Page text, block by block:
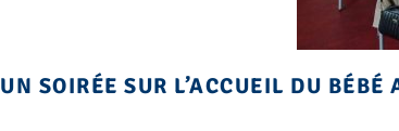
UN SOIRÉE SUR L’ACCUEIL DU